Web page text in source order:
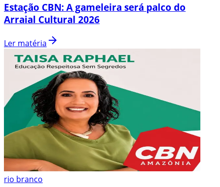
Estação CBN: A gameleira será palco do
Arraial Cultural 2026
Ler matéria
rio branco